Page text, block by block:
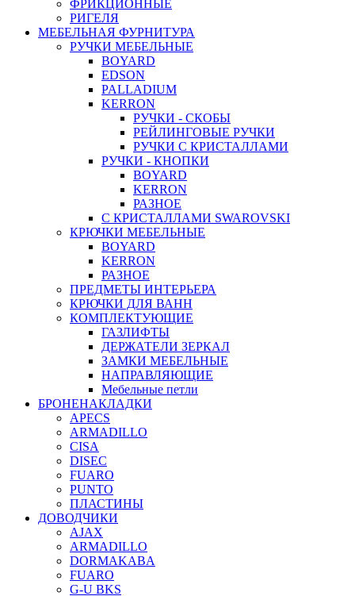
ФРИКЦИОННЫЕ
РИГЕЛЯ
МЕБЕЛЬНАЯ ФУРНИТУРА
РУЧКИ МЕБЕЛЬНЫЕ
BOYARD
EDSON
PALLADIUM
KERRON
РУЧКИ - СКОБЫ
РЕЙЛИНГОВЫЕ РУЧКИ
РУЧКИ С КРИСТАЛЛАМИ
РУЧКИ - КНОПКИ
BOYARD
KERRON
РАЗНОЕ
С КРИСТАЛЛАМИ SWAROVSKI
КРЮЧКИ МЕБЕЛЬНЫЕ
BOYARD
KERRON
РАЗНОЕ
ПРЕДМЕТЫ ИНТЕРЬЕРА
КРЮЧКИ ДЛЯ ВАНН
КОМПЛЕКТУЮЩИЕ
ГАЗЛИФТЫ
ДЕРЖАТЕЛИ ЗЕРКАЛ
ЗАМКИ МЕБЕЛЬНЫЕ
НАПРАВЛЯЮЩИЕ
Мебельные петли
БРОНЕНАКЛАДКИ
APECS
ARMADILLO
CISA
DISEC
FUARO
PUNTO
ПЛАСТИНЫ
ДОВОДЧИКИ
AJAX
ARMADILLO
DORMAKABA
FUARO
G-U BKS